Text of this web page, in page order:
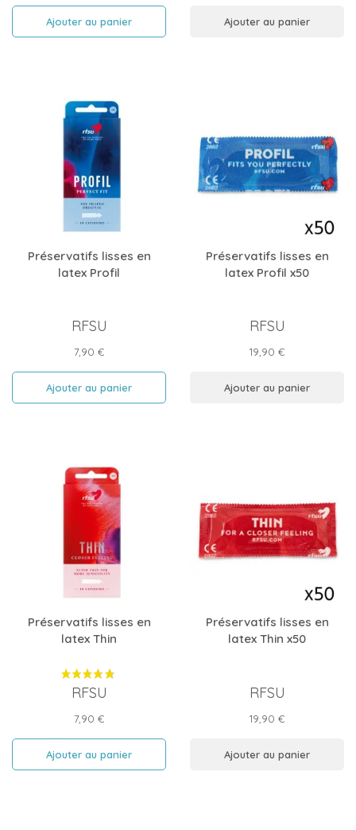
Ajouter au panier Ajouter au panier
Préservatifs lisses en
latex Profil
RFSU
Prix
7,90 €
Ajouter au panier
Préservatifs lisses en
latex Profil x50
RFSU
Prix
19,90 €
Ajouter au panier
Préservatifs lisses en
latex Thin
RFSU
Prix
7,90 €
Ajouter au panier
Préservatifs lisses en
latex Thin x50
RFSU
Prix
19,90 €
Ajouter au panier